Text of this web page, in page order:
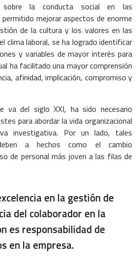
sobre la conducta social en las
mejorar aspectos de enorme
de la cultura y los valores en las
clima laboral, se ha logrado identificar
y variables de mayor interés para
ha facilitado una mayor comprensión
afinidad, implicación, compromiso y
va del siglo XXI, ha sido necesario
para abordar la vida organizacional
investigativa. Por un lado, tales
a hechos como el cambio
de personal más joven a las filas de
en la gestión de
del colaborador en la
es responsabilidad de
en la empresa.